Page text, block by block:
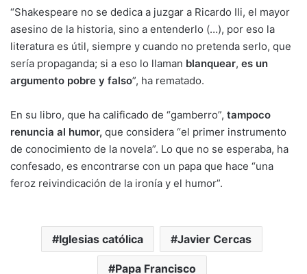
“Shakespeare no se dedica a juzgar a Ricardo IIi, el mayor
asesino de la historia, sino a entenderlo (…), por eso la
literatura es útil, siempre y cuando no pretenda serlo, que
sería propaganda; si a eso lo llaman blanquear, es un
argumento pobre y falso”, ha rematado.
En su libro, que ha calificado de “gamberro”, tampoco
renuncia al humor, que considera “el primer instrumento
de conocimiento de la novela”. Lo que no se esperaba, ha
confesado, es encontrarse con un papa que hace “una
feroz reivindicación de la ironía y el humor”.
Iglesias católica Javier Cercas
Papa Francisco